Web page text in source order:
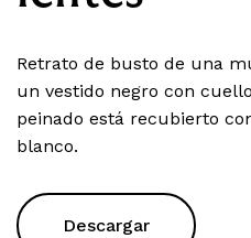
Retrato de busto de una
un vestido negro con
peinado está recubierto
blanco.
Descargar